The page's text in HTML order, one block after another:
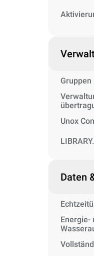
Gruppen
Unox
Daten
Energie-